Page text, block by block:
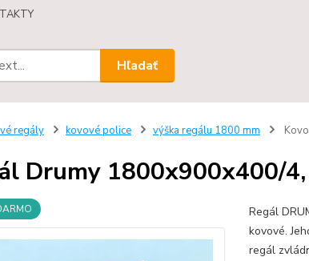
Hľadať
regály kovové police výška regálu 1800 mm
Drumy 1800x900x400/
Regál
kovové.
regál